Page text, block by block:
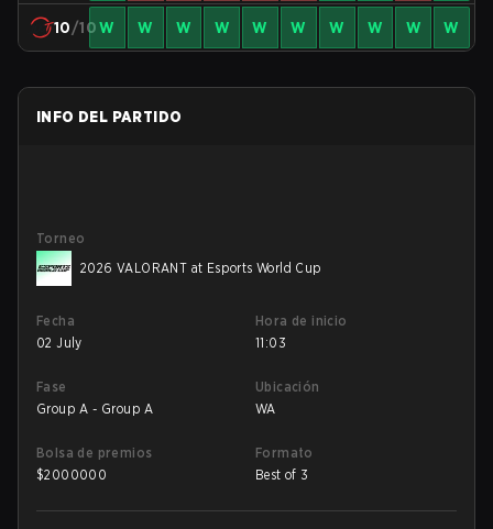
10/10W W W W W W W W W W
INFO DEL PARTIDO
Torneo
2026 VALORANT at Esports World Cup
Fecha
02 July
Hora de inicio
11:03
Fase
Group A - Group A
Ubicación
WA
Bolsa de premios
$2000000
Formato
Best of 3